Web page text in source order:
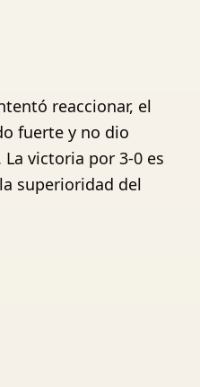
reaccionar, el
fuerte y no dio
victoria por 3-0 es
superioridad del